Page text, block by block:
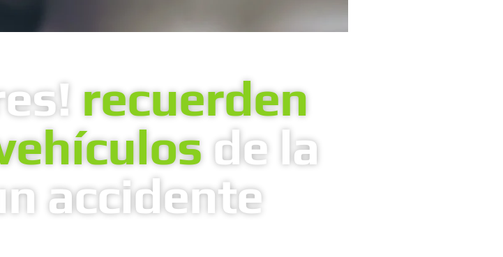
recuerden
de la
accidente